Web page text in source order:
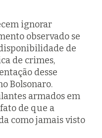
ignorar
observado se
de
de crimes,
desse
Bolsonaro.
armados em
de que a
como jamais visto